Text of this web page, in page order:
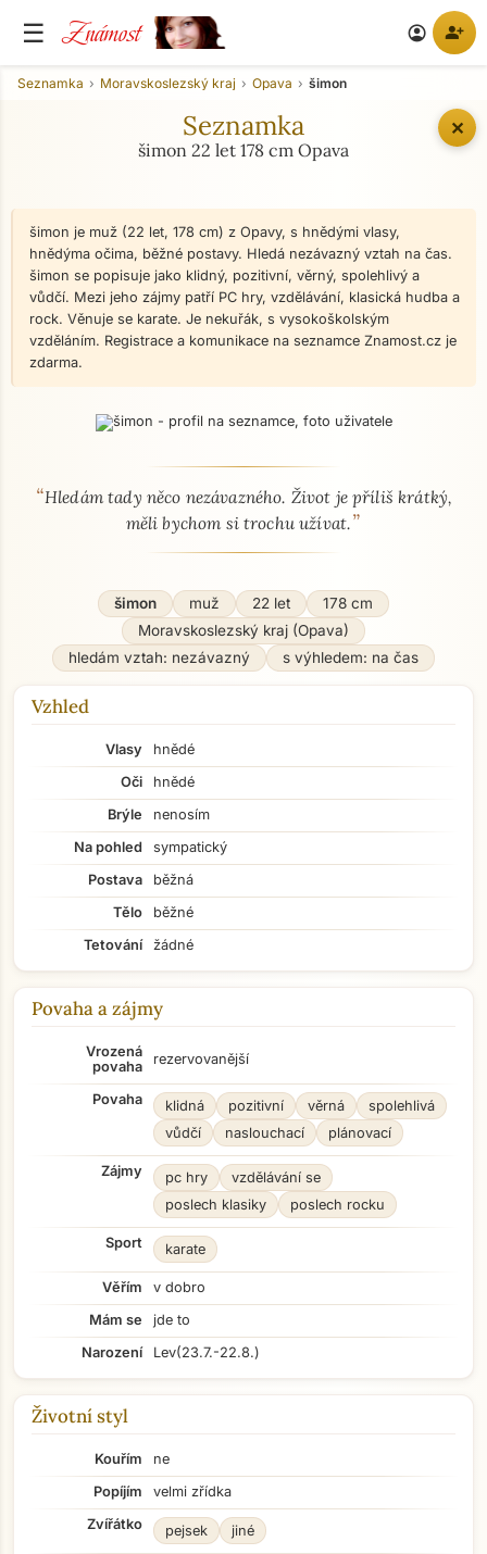
☰ Známost account_circle person_add
✕
Seznamka Moravskoslezský kraj Opava šimon
Seznamka
šimon 22 let 178 cm Opava
šimon je muž (22 let, 178 cm) z Opavy, s hnědými vlasy,
hnědýma očima, běžné postavy. Hledá nezávazný vztah na čas.
šimon se popisuje jako klidný, pozitivní, věrný, spolehlivý a
vůdčí. Mezi jeho zájmy patří PC hry, vzdělávání, klasická hudba a
rock. Věnuje se karate. Je nekuřák, s vysokoškolským
vzděláním. Registrace a komunikace na seznamce Znamost.cz je
zdarma.
O mně - seznamka profil
“Hledám tady něco nezávazného. Život je příliš krátký,
měli bychom si trochu užívat.”
šimon muž 22 let
178 cm
Moravskoslezský kraj (Opava)
hledám vztah: nezávazný
s výhledem: na čas
Vzhled
Vlasy
hnědé
Oči
hnědé
Brýle
nenosím
Na pohled
sympatický
Postava
běžná
Tělo
běžné
Tetování
žádné
Povaha a zájmy
Vrozená
povaha
rezervovanější
Povaha klidná pozitivní věrná
spolehlivá
vůdčí
naslouchací plánovací
Zájmy pc hry
vzdělávání se
poslech klasiky
poslech rocku
Sport karate
Věřím
v dobro
Mám se
jde to
Narození
Lev(23.7.-22.8.)
Životní styl
Kouřím
ne
Popíjím
velmi zřídka
Zvířátko
pejsek jiné